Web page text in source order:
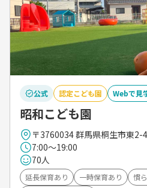
公式 認定こども園 Webで見
昭和こども園
〒3760034 群馬県桐生市東2-
7:00～19:00
70人
延長保育あり 一時保育あり 慣